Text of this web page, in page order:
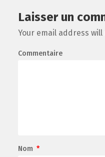
Laisser un
Your email address
Commentaire
Nom *